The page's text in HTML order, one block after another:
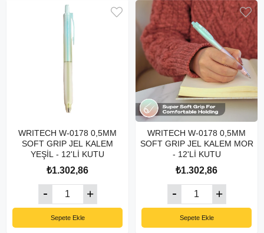
WRITECH W-0178 0,5MM
SOFT GRIP JEL KALEM
YEŞİL - 12'Lİ KUTU
₺1.302,86
Sepete Ekle
WRITECH W-0178 0,5MM
SOFT GRIP JEL KALEM MOR
- 12'Lİ KUTU
₺1.302,86
Sepete Ekle